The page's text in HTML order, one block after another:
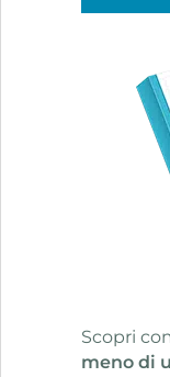
Scopri
meno di